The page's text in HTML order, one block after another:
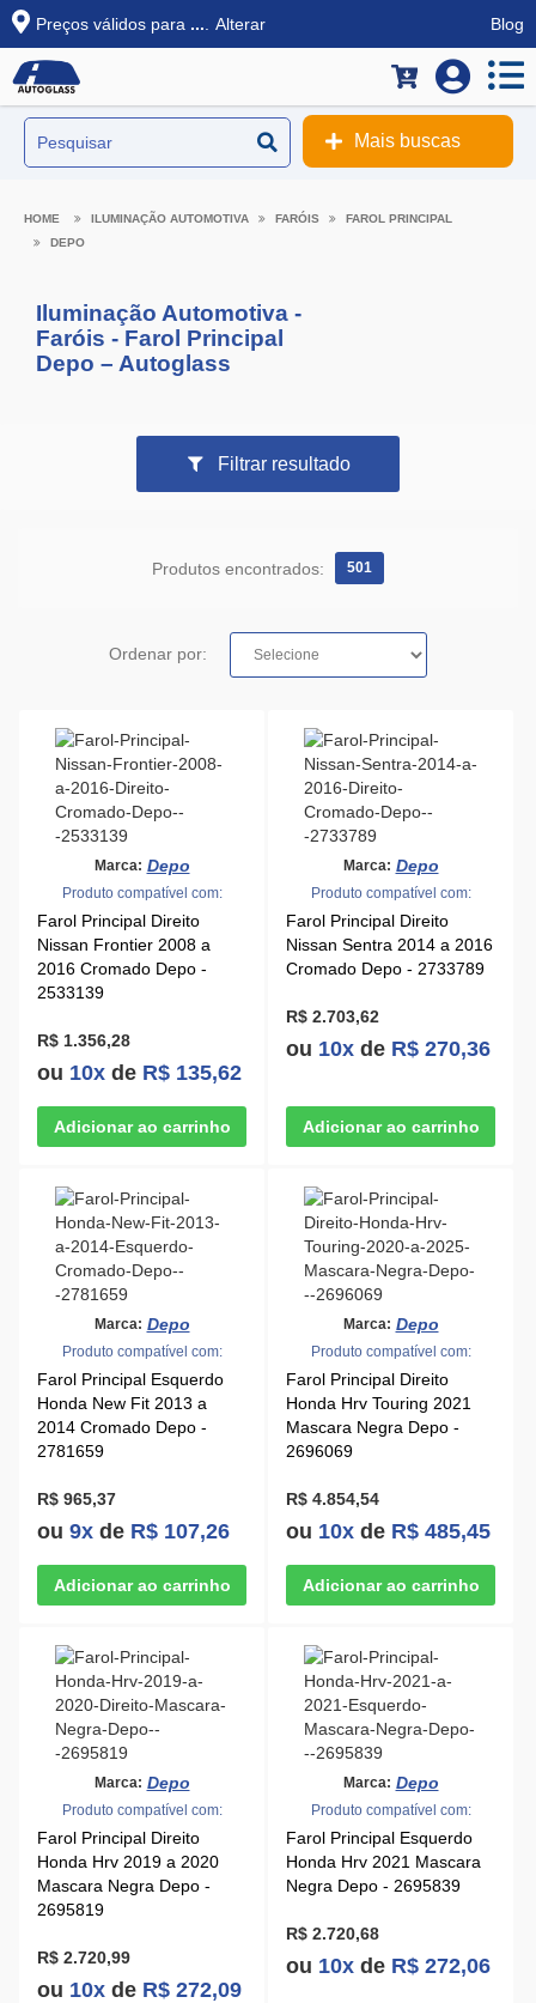
Preços válidos para ... Alterar Blog
Mais buscas
ILUMINAÇÃO AUTOMOTIVA FARÓIS
FAROL PRINCIPAL
DEPO
Iluminação Automotiva -
Faróis - Farol Principal
Depo – Autoglass
Filtrar resultado
Produtos encontrados: 501
Ordenar por:
Marca: Depo
Produto compatível com:
Farol Principal Direito
Nissan Frontier 2008 a
2016 Cromado Depo -
2533139
R$ 1.356,28
ou 10x de R$ 135,62
Marca: Depo
Produto compatível com:
Farol Principal Direito
Nissan Sentra 2014 a 2016
Cromado Depo - 2733789
R$ 2.703,62
ou 10x de R$ 270,36
Marca: Depo
Produto compatível com:
Farol Principal Esquerdo
Honda New Fit 2013 a
2014 Cromado Depo -
2781659
R$ 965,37
ou 9x de R$ 107,26
Marca: Depo
Produto compatível com:
Farol Principal Direito
Honda Hrv Touring 2021
Mascara Negra Depo -
2696069
R$ 4.854,54
ou 10x de R$ 485,45
Marca: Depo
Produto compatível com:
Farol Principal Direito
Honda Hrv 2019 a 2020
Mascara Negra Depo -
2695819
R$ 2.720,99
ou 10x de R$ 272,09
Marca: Depo
Produto compatível com:
Farol Principal Esquerdo
Honda Hrv 2021 Mascara
Negra Depo - 2695839
R$ 2.720,68
ou 10x de R$ 272,06